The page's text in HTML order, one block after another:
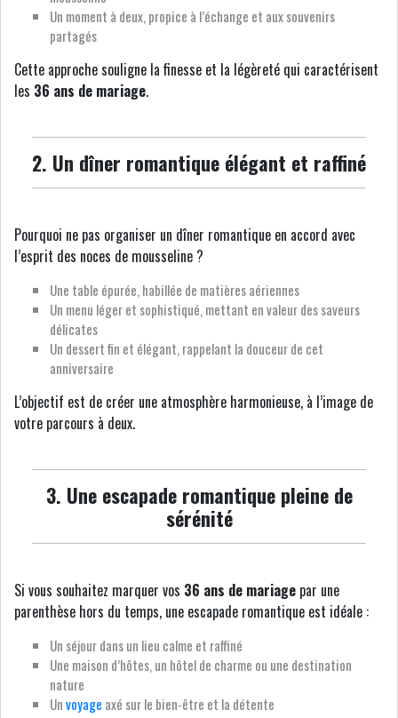
Un moment à deux, propice à l’échange et aux souvenirs
partagés
Cette approche souligne la finesse et la légèreté qui caractérisent
les 36 ans de mariage.
2. Un dîner romantique élégant et raffiné
Pourquoi ne pas organiser un dîner romantique en accord avec
l’esprit des noces de mousseline ?
Une table épurée, habillée de matières aériennes
Un menu léger et sophistiqué, mettant en valeur des saveurs
délicates
Un dessert fin et élégant, rappelant la douceur de cet
anniversaire
L’objectif est de créer une atmosphère harmonieuse, à l’image de
votre parcours à deux.
3. Une escapade romantique pleine de
sérénité
Si vous souhaitez marquer vos 36 ans de mariage par une
parenthèse hors du temps, une escapade romantique est idéale :
Un séjour dans un lieu calme et raffiné
Une maison d’hôtes, un hôtel de charme ou une destination
nature
Unvoyage axé sur le bien-être et la détente